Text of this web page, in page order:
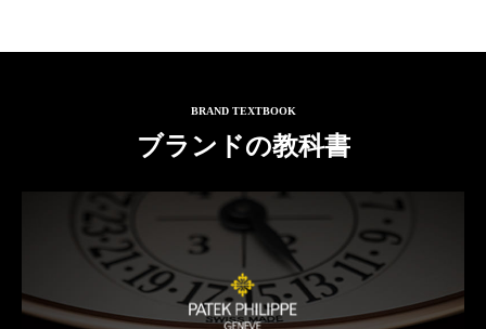
BRAND TEXTBOOK
ブランドの教科書